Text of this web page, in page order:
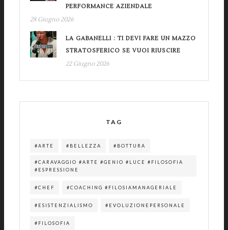
PERFORMANCE AZIENDALE
28 Giugno 2026
LA GABANELLI : TI DEVI FARE UN MAZZO
STRATOSFERICO SE VUOI RIUSCIRE
22 Giugno 2026
TAG
#ARTE #BELLEZZA #BOTTURA
#CARAVAGGIO #ARTE #GENIO #LUCE #FILOSOFIA
#ESPRESSIONE
#CHEF #COACHING #FILOSIAMANAGERIALE
#ESISTENZIALISMO #EVOLUZIONEPERSONALE
#FILOSOFIA